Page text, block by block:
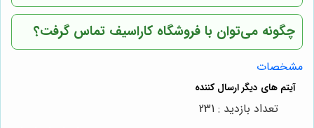
چگونه می‌توان با فروشگاه کاراسیف تماس گرفت؟
مشخصات
تعداد بازدید : 231